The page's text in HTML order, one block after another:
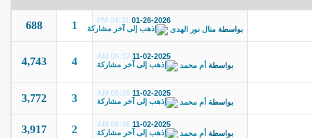
01-26-2026
04:31 PM
بواسطة منال نور الهدى 1
688
11-02-2025
06:37 AM
بواسطة أم محمد 4
4,743
11-02-2025
06:36 AM
بواسطة أم محمد 3
3,772
11-02-2025
06:36 AM
بواسطة أم محمد 2
3,917